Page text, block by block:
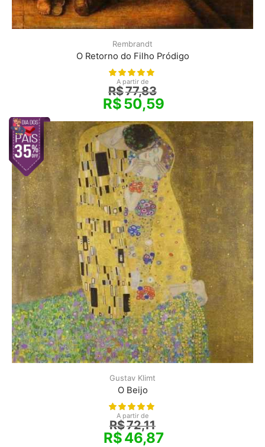
Rembrandt
O Retorno do Filho Pródigo
A partir de
R$77,83
R$50,59
Gustav Klimt
O Beijo
A partir de
R$72,11
R$46,87